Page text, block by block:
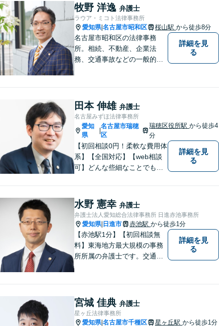
牧野 洋逸 弁護士
ラウア・ミコト法律事務所
愛知県|名古屋市昭和区 桜山駅 から徒歩8分
名古屋市昭和区の法律事務
所。相続、不動産、企業法
務、交通事故などの一般的な
料】【桜山駅より徒歩８分】
【駐車場あり】【オンライン
相談可】
詳細を見
る
田本 伸雄 弁護士
名古屋みずほ法律事務所
愛知
県
名古屋市瑞穂
区
瑞穂区役所駅から徒歩4
分
【初回相談0円！柔軟な費用体
系】【全国対応】【web相談
可】どんな些細なことでもお
ターネット／削除請求や開示
請求、利用規約などのトラブ
ルはお任せ！相続／感情面の
納得感を重視します。
詳細を見
る
水野 憲幸 弁護士
弁護士法人愛知総合法律事務所 日進赤池事務所
愛知県| 日進市 赤池駅 から徒歩1分
【赤池駅1分】【初回相談無
料】東海地方最大規模の事務
所所属の弁護士です。交通事
談対応も行っております。ま
ずは、お気軽にお電話くださ
い。
詳細を見
る
宮城 佳典 弁護士
星ヶ丘法律事務所
愛知県|名古屋市千種区 星ヶ丘駅 から徒歩1分